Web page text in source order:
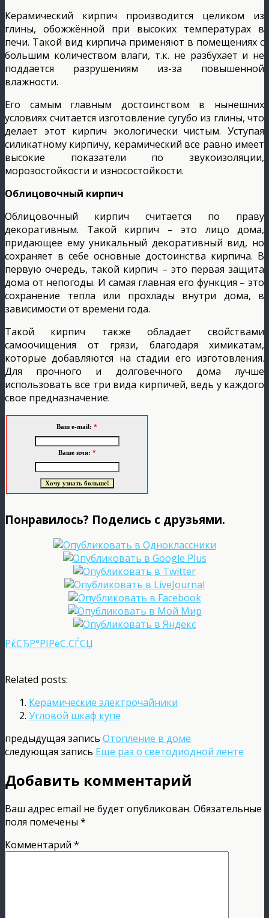
Керамический кирпич производится целиком из
глины, обожжённой при высоких температурах в
печи. Такой вид кирпича применяют в помещениях с
большим количеством влаги, т.к. не разбухает и не
поддается разрушениям из-за повышенной
влажности.
Его самым главным достоинством в нынешних
условиях считается изготовление сугубо из глины, что
делает этот кирпич экологически чистым. Уступая
силикатному кирпичу, керамический все равно имеет
высокие показатели по звукоизоляции,
морозостойкости и износостойкости.
Облицовочный кирпич
Облицовочный кирпич считается по праву
декоративным. Такой кирпич – это лицо дома,
придающее ему уникальный декоративный вид, но
сохраняет в себе основные достоинства кирпича. В
первую очередь, такой кирпич – это первая защита
дома от непогоды. И самая главная его функция – это
сохранение тепла или прохлады внутри дома, в
зависимости от времени года.
Такой кирпич также обладает свойствами
самоочищения от грязи, благодаря химикатам,
которые добавляются на стадии его изготовления.
Для прочного и долговечного дома лучше
использовать все три вида кирпичей, ведь у каждого
свое предназначение.
Ваш e-mail: *
Ваше имя: *
Понравилось? Поделись с друзьями.
РќСЂР°РІРёС‚СЃСЏ
Related posts:
Керамические электрочайники
Угловой шкаф купе
предыдущая запись Отопление в доме
следующая запись Еще раз о светодиодной ленте
Добавить комментарий
Ваш адрес email не будет опубликован. Обязательные
поля помечены *
Комментарий *